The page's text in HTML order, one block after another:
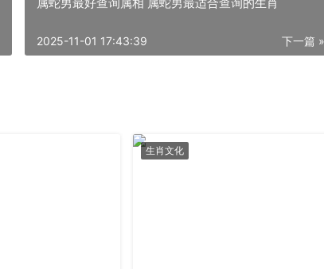
下一篇 »
2025-11-01 17:43:39
生肖文化